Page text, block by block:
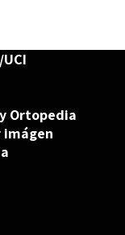
Ortopedia
imágen